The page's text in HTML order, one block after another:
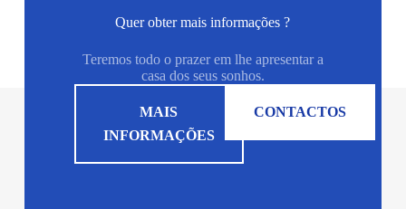
Quer obter mais informações ?
Teremos todo o prazer em lhe apresentar a
casa dos seus sonhos.
MAIS
INFORMAÇÕES
CONTACTOS